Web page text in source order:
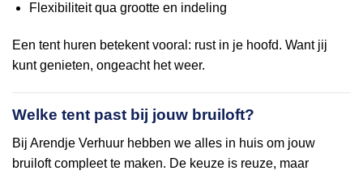
Flexibiliteit qua grootte en indeling
Een tent huren betekent vooral: rust in je hoofd. Want jij
kunt genieten, ongeacht het weer.
Welke tent past bij jouw bruiloft?
Bij Arendje Verhuur hebben we alles in huis om jouw
bruiloft compleet te maken. De keuze is reuze, maar